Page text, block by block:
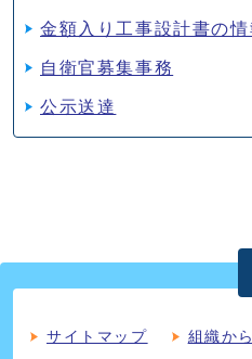
金額入り工事設計書の
自衛官募集事務
公示送達
サイトマップ 組織か